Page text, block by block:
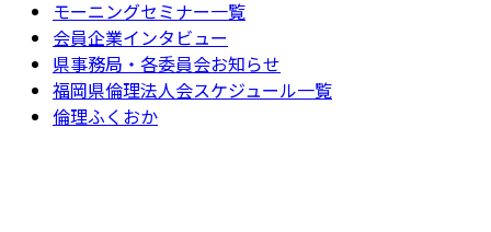
モーニングセミナー一覧
会員企業インタビュー
県事務局・各委員会お知らせ
福岡県倫理法人会スケジュール一覧
倫理ふくおか